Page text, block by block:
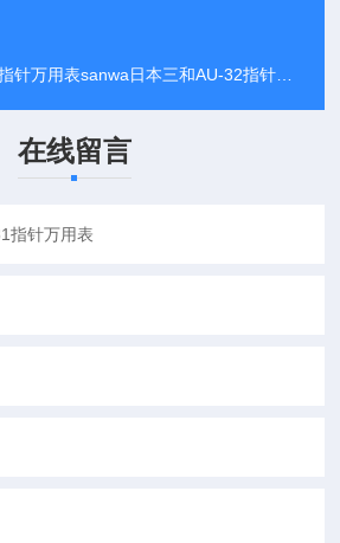
针万用表sanwa日本三和AU-32指针万用表
在线留言